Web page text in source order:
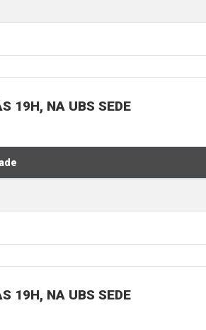
19H, NA UBS SEDE
19H, NA UBS SEDE